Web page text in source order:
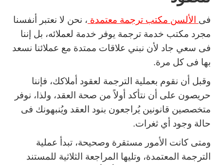
فى الألسن مكتب ترجمة معتمدة ، نحن لا نعتبر أنفسنا
مجرد مكتب خدمة ترجمة يوفر خدمة لعملائه، بل إننا
فى سعي جاد لأن نبني علاقات ممتدة مع عملائنا نسعد
بها فى كل مرة.
وقبل أن نقوم بعملية الترجمة لعقود أملاكك، فإننا
حريصون على أن نتأكد أولاً من صحة العقد، ولذا، نوفر
متخصصين قانونين يُراجعون بنود العقد ويُنبهونك فى
حالة وجود أي ثغرات.
ومتى كانت الأمور مستقرة وصحيحة، تبدأ عملية
الترجمة المعتمدة، وتليها المراجعة الثلاثية للمستند